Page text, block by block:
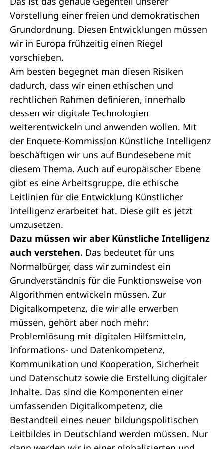
Vorstellung einer freien und demokratischen
Grundordnung. Diesen Entwicklungen müssen
wir in Europa frühzeitig einen Riegel
vorschieben.
Am besten begegnet man diesen Risiken
dadurch, dass wir einen ethischen und
rechtlichen Rahmen definieren, innerhalb
dessen wir digitale Technologien
weiterentwickeln und anwenden wollen. Mit
der Enquete-Kommission Künstliche Intelligenz
beschäftigen wir uns auf Bundesebene mit
diesem Thema. Auch auf europäischer Ebene
gibt es eine Arbeitsgruppe, die ethische
Leitlinien für die Entwicklung Künstlicher
Intelligenz erarbeitet hat. Diese gilt es jetzt
umzusetzen.
Dazu müssen wir aber Künstliche Intelligenz
auch verstehen. Das bedeutet für uns
Normalbürger, dass wir zumindest ein
Grundverständnis für die Funktionsweise von
Algorithmen entwickeln müssen. Zur
Digitalkompetenz, die wir alle erwerben
müssen, gehört aber noch mehr:
Problemlösung mit digitalen Hilfsmitteln,
Informations- und Datenkompetenz,
Kommunikation und Kooperation, Sicherheit
und Datenschutz sowie die Erstellung digitaler
Inhalte. Das sind die Komponenten einer
umfassenden Digitalkompetenz, die
Bestandteil eines neuen bildungspolitischen
Leitbildes in Deutschland werden müssen. Nur